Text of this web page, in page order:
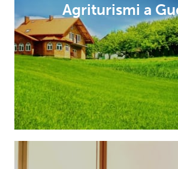
Agriturismi a